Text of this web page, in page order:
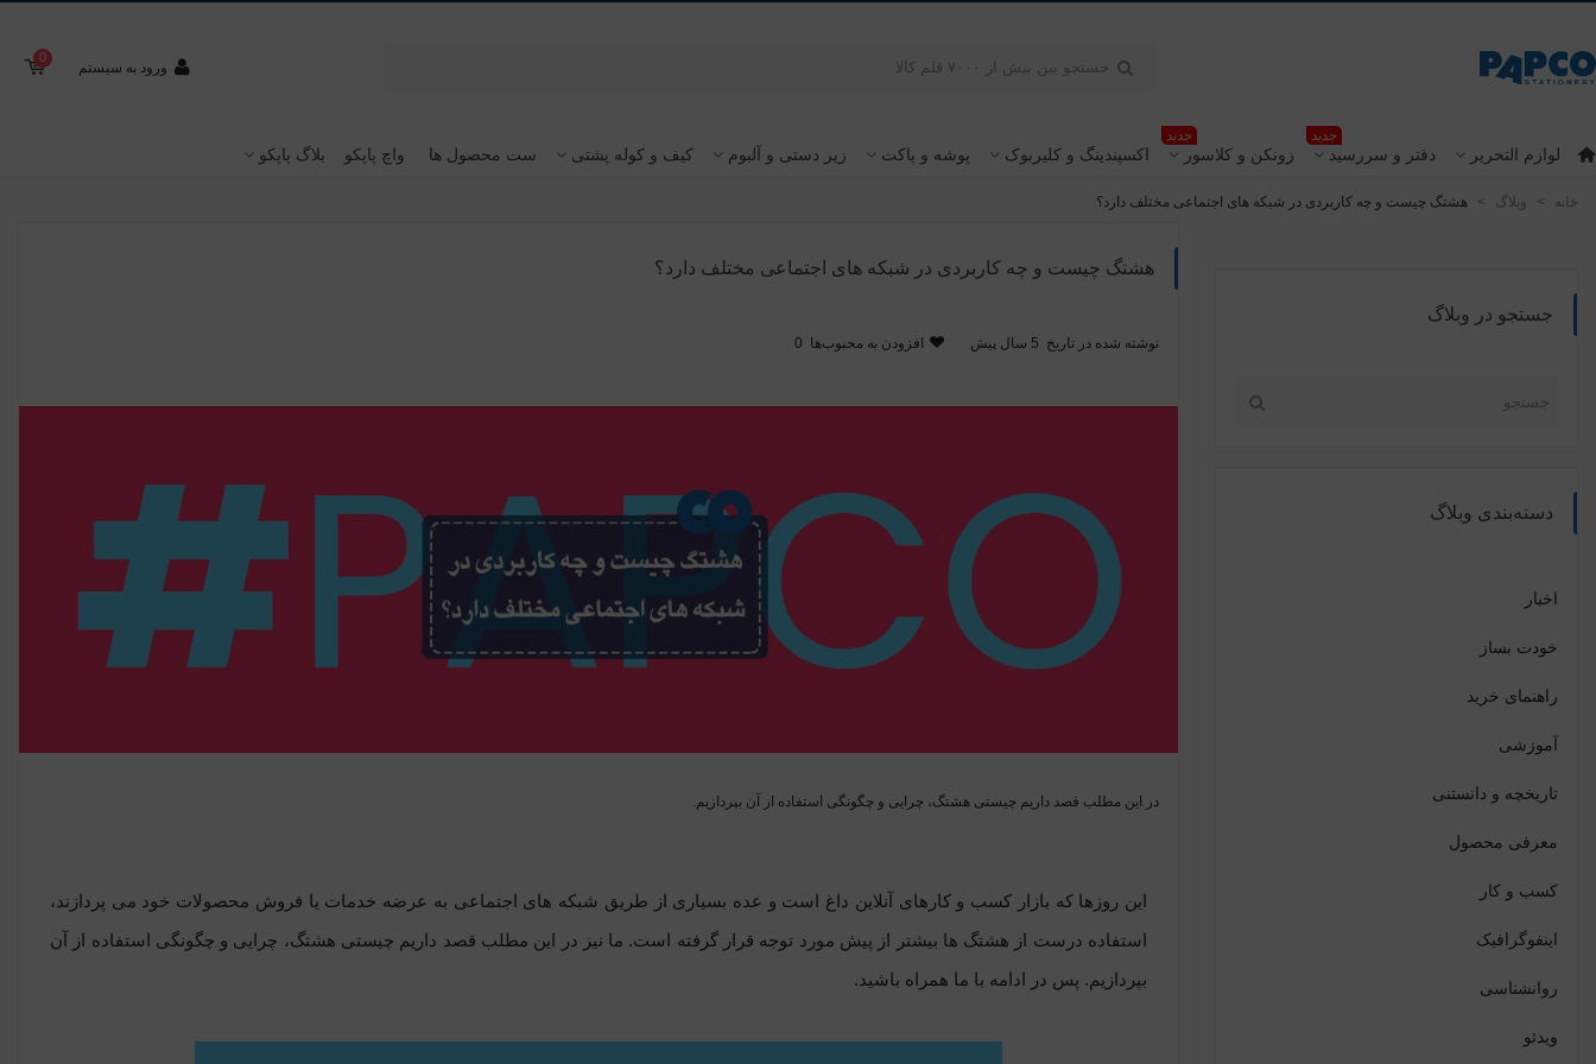
ورود به سیستم
0
لوازم التحریر دفتر و سررسید
جدید
زونکن و کلاسور
جدید
اکسپندینگ و کلیربوک پوشه و پاکت زیر دستی و آلبوم کیف و کوله پشتی ست محصول ها واچ پاپکو بلاگ پاپکو
خانه > وبلاگ > هشتگ چیست و چه کاربردی در شبکه های اجتماعی مختلف دارد؟
جستجو در وبلاگ
دسته‌بندی وبلاگ
اخبار
خودت بساز
راهنمای خرید
آموزشی
تاریخچه و دانستنی
معرفی محصول
کسب و کار
اینفوگرافیک
روانشناسی
ویدئو
هشتگ چیست و چه کاربردی در شبکه های اجتماعی مختلف دارد؟
نوشته شده در تاریخ 5 سال پیش افزودن به محبوب‌ها 0
در این مطلب قصد داریم چیستی هشتگ، چرایی و چگونگی استفاده از آن بپردازیم.
این روزها که بازار کسب و کارهای آنلاین داغ است و عده بسیاری از طریق شبکه های اجتماعی به عرضه خدمات یا فروش محصولات خود می پردازند،
استفاده درست از هشتگ ها بیشتر از پیش مورد توجه قرار گرفته است. ما نیز در این مطلب قصد داریم چیستی هشتگ، چرایی و چگونگی استفاده از آن
بپردازیم. پس در ادامه با ما همراه باشید.